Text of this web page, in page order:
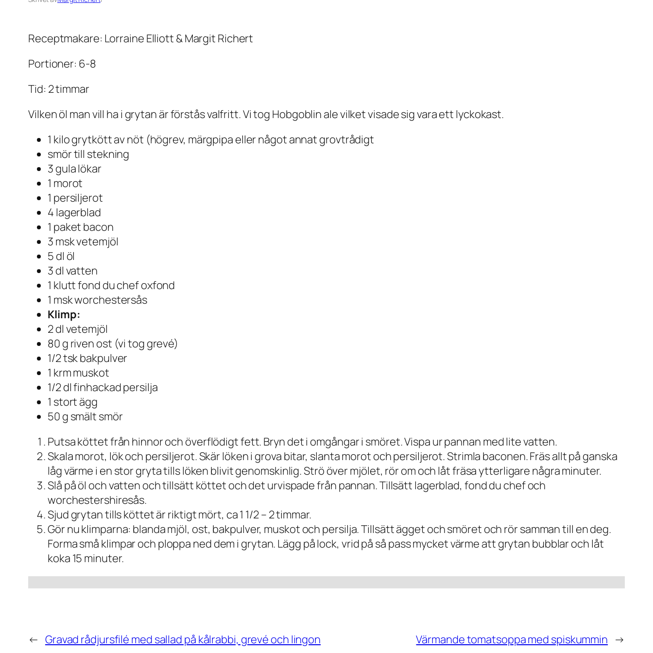
Receptmakare: Lorraine Elliott & Margit Richert
Portioner: 6-8
Tid: 2 timmar
Vilken öl man vill ha i grytan är förstås valfritt. Vi tog Hobgoblin ale vilket visade sig vara ett lyckokast.
1 kilo grytkött av nöt (högrev, märgpipa eller något annat grovtrådigt
smör till stekning
3 gula lökar
1 morot
1 persiljerot
4 lagerblad
1 paket bacon
3 msk vetemjöl
5 dl öl
3 dl vatten
1 klutt fond du chef oxfond
1 msk worchestersås
Klimp:
2 dl vetemjöl
80 g riven ost (vi tog grevé)
1/2 tsk bakpulver
1 krm muskot
1/2 dl finhackad persilja
1 stort ägg
50 g smält smör
Putsa köttet från hinnor och överflödigt fett. Bryn det i omgångar i smöret. Vispa ur pannan med lite vatten.
Skala morot, lök och persiljerot. Skär löken i grova bitar, slanta morot och persiljerot. Strimla baconen. Fräs allt på ganska
låg värme i en stor gryta tills löken blivit genomskinlig. Strö över mjölet, rör om och låt fräsa ytterligare några minuter.
Slå på öl och vatten och tillsätt köttet och det urvispade från pannan. Tillsätt lagerblad, fond du chef och
worchestershiresås.
Sjud grytan tills köttet är riktigt mört, ca 1 1/2 – 2 timmar.
Gör nu klimparna: blanda mjöl, ost, bakpulver, muskot och persilja. Tillsätt ägget och smöret och rör samman till en deg.
Forma små klimpar och ploppa ned dem i grytan. Lägg på lock, vrid på så pass mycket värme att grytan bubblar och låt
koka 15 minuter.
← Gravad rådjursfilé med sallad på kålrabbi, grevé och lingon Värmande tomatsoppa med spiskummin →